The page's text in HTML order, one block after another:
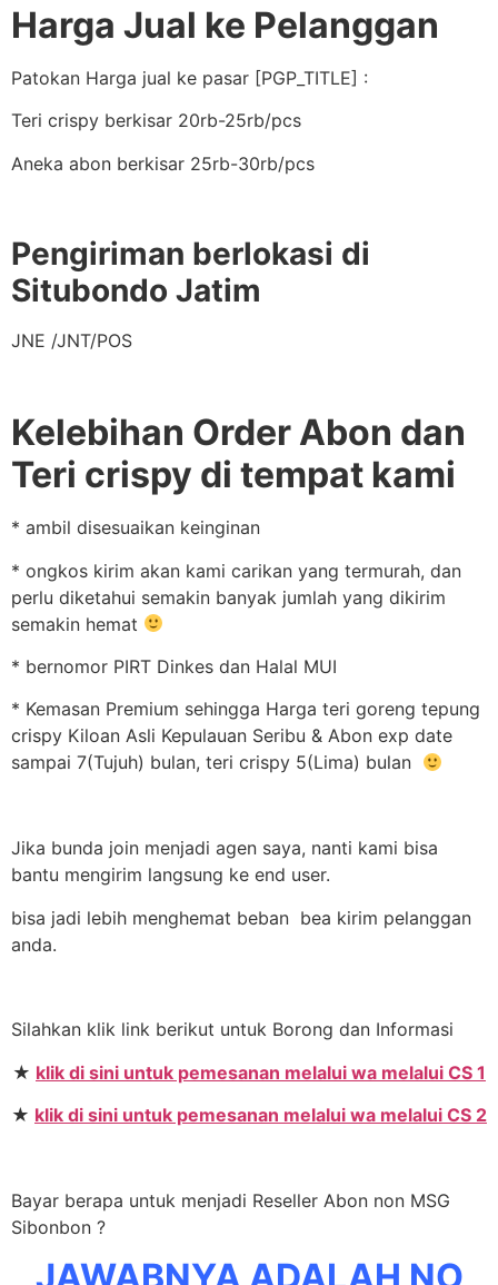
Harga Jual ke Pelanggan
Patokan Harga jual ke pasar [PGP_TITLE] :
Teri crispy berkisar 20rb-25rb/pcs
Aneka abon berkisar 25rb-30rb/pcs
Pengiriman berlokasi di
Situbondo Jatim
JNE /JNT/POS
Kelebihan Order Abon dan
Teri crispy di tempat kami
* ambil disesuaikan keinginan
* ongkos kirim akan kami carikan yang termurah, dan
perlu diketahui semakin banyak jumlah yang dikirim
semakin hemat
* bernomor PIRT Dinkes dan Halal MUI
* Kemasan Premium sehingga Harga teri goreng tepung
crispy Kiloan Asli Kepulauan Seribu & Abon exp date
sampai 7(Tujuh) bulan, teri crispy 5(Lima) bulan
Jika bunda join menjadi agen saya, nanti kami bisa
bantu mengirim langsung ke end user.
bisa jadi lebih menghemat beban bea kirim pelanggan
anda.
Silahkan klik link berikut untuk Borong dan Informasi
★ klik di sini untuk pemesanan melalui wa melalui CS 1
★ klik di sini untuk pemesanan melalui wa melalui CS 2
Bayar berapa untuk menjadi Reseller Abon non MSG
Sibonbon ?